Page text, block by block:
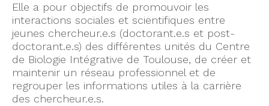
Elle a pour objectifs de promouvoir les
interactions sociales et scientifiques entre
jeunes chercheur.e.s (doctorant.e.s et post-
doctorant.e.s) des différentes unités du Centre
de Biologie Intégrative de Toulouse, de créer et
maintenir un réseau professionnel et de
regrouper les informations utiles à la carrière
des chercheur.e.s.